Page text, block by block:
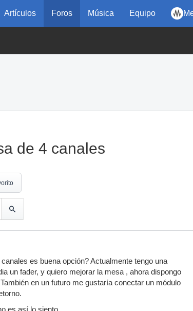
Artículos Foros Música Equipo
de 4 canales
es buena opción? Actualmente tengo una
un fader, y quiero mejorar la mesa , ahora dispongo
en un futuro me gustaría conectar un módulo